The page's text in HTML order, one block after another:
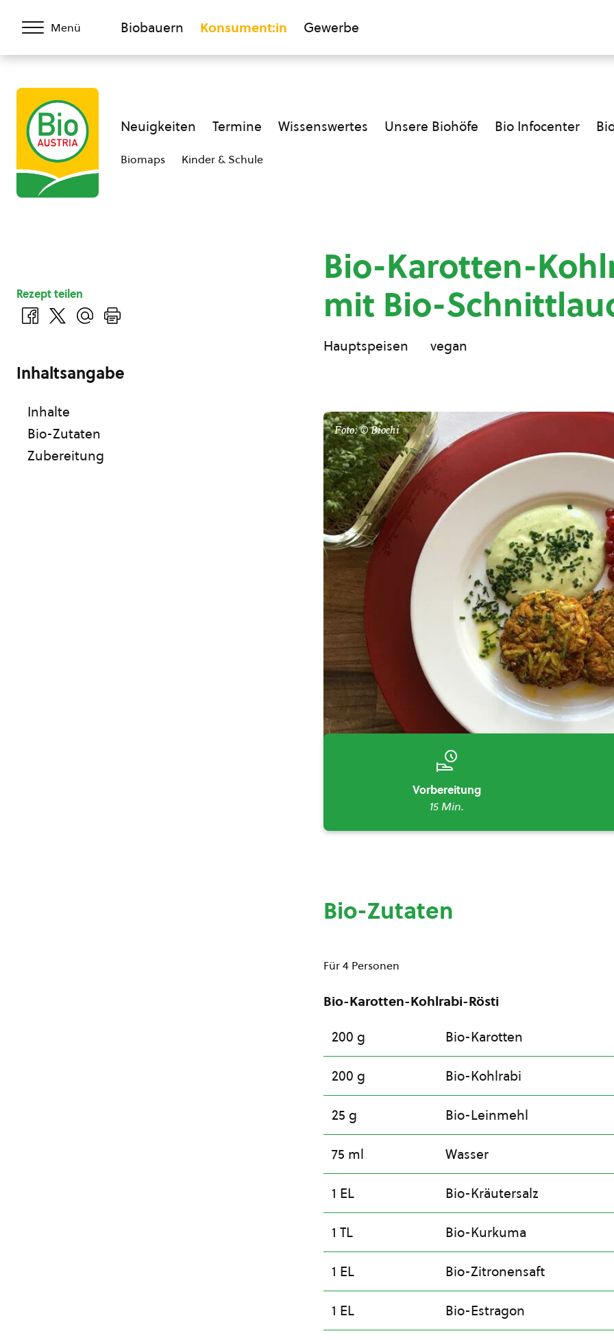
Menü Biobauern Konsument:in Gewerbe
Neuigkeiten Termine Wissenswertes Unsere Biohöfe Bio Infocenter
Biomaps Kinder & Schule
Bio-Karotten-
mit Bio-
Hauptspeisen vegan
Foto: © Biochi
Vorbereitung
15 Min.
Bio-Zutaten
Für 4 Personen
Bio-Karotten-Kohlrabi-Rösti
200 g
Bio-Karotten
200 g Bio-Kohlrabi
25 g Bio-Leinmehl
75 ml Wasser
1 EL Bio-Kräutersalz
1 TL Bio-Kurkuma
1 EL Bio-Zitronensaft
1 EL Bio-Estragon
Rezept teilen
Inhaltsangabe
Inhalte
Bio-Zutaten
Zubereitung